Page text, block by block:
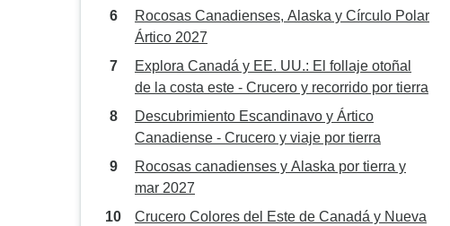
recorrido por tierra
Rocosas Canadienses, Alaska y Círculo Polar
Ártico 2027
Explora Canadá y EE. UU.: El follaje otoñal
de la costa este - Crucero y recorrido por tierra
Descubrimiento Escandinavo y Ártico
Canadiense - Crucero y viaje por tierra
Rocosas canadienses y Alaska por tierra y
mar 2027
Crucero Colores del Este de Canadá y Nueva